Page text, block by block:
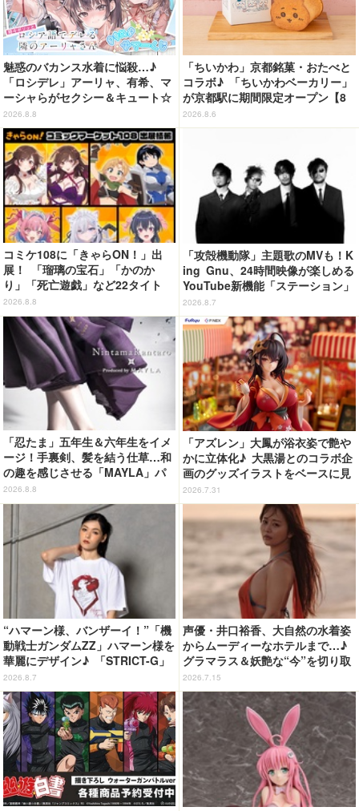
魅惑のバカンス水着に悩殺…♪
「ロシデレ」アーリャ、有希、マ
ーシャらがセクシー＆キュート☆
ももこの美麗イラストでグッズ化
【くじ引き堂】」
2026.8.8
「ちいかわ」京都銘菓・おたべと
コラボ♪ 「ちいかわベーカリー」
が京都駅に期間限定オープン【8
月13日～】
2026.8.6
コミケ108に「きゃらON！」出
展！ 「瑠璃の宝石」「かのか
り」「死亡遊戯」など22タイト
ル・350種以上のグッズ販売
2026.8.8
「攻殻機動隊」主題歌のMVも！K
ing Gnu、24時間映像が楽しめる
YouTube新機能「ステーション」
ページを公開
2026.8.7
「忍たま」五年生＆六年生をイメ
ージ！手裏剣、髪を結う仕草…和
の趣を感じさせる「MAYLA」パ
ンプス
2026.8.8
「アズレン」大鳳が浴衣姿で艶や
かに立体化♪ 大黒湯とのコラボ企
画のグッズイラストをベースに見
応え抜群の仕上がり
2026.7.31
“ハマーン様、バンザーイ！”「機
動戦士ガンダムZZ」ハマーン様を
華麗にデザイン♪ 「STRICT-G」
Tシャツなどミニコレクション登
場
2026.8.7
声優・井口裕香、大自然の水着姿
からムーディーなホテルまで…♪
グラマラス＆妖艶な“今”を切り取
り！3冊目写真集が発売中
2026.7.15